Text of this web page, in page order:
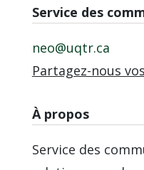
Service des
neo@uqtr.ca
Partagez-nous
À propos
Service des